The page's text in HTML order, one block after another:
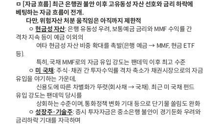
ㅁ [자금 흐름] 최근 은행권 불안 이후 고유동성 자산 선호와 금리 하락에
베팅하는 자금 흐름이 전개.
다만, 위험자산 처분 움직임은 아직까지 제한적
ㅇ현금성 자산: 은행 유동성 우려, 보통예금 금리와 MMF 수익률 간
격차 지속 등이 예금 이외의
여타 현금성 자산 비중 확대를 촉발(은행 예금 → MMF, 현금 ETF
등).
특히, 국채 MMF로의 자금 유입 강도는 팬데믹 이후 최고 수준
ㅇ 미 국채: 주식·채권 간 투자수익률 격차 축소가 채권시장으로의 자금
유입을 야기하는 가운데,
신용도에 따른 차별화가 뚜렷(회사채 → 국채). 최근 미 국채 펀드
유입 강도는 팬데믹 당시를
상회하는 수준이며, 통화정책 변화 기대 등으로 단기물 쏠림도 완화
ㅇ성장주·기술주: 증시 투자자금은 중소은행 불안이 경기둔화 우려와
금리하락 기대를 자극하며